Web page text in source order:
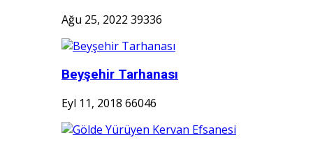
Ağu 25, 2022 39336
Beyşehir Tarhanası
Eyl 11, 2018 66046